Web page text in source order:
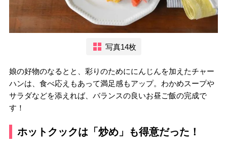
写真14枚
娘の好物のなるとと、彩りのためににんじんを加えたチャー
ハンは、食べ応えもあって満足感もアップ。わかめスープや
サラダなどを添えれば、バランスの良いお昼ご飯の完成で
す！
ホットクックは「炒め」も得意だった！